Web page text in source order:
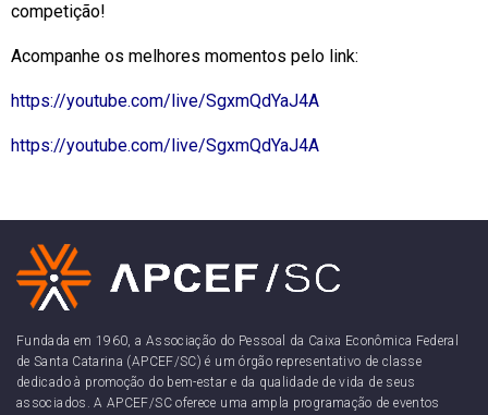
competição!
Acompanhe os melhores momentos pelo link:
https://youtube.com/live/SgxmQdYaJ4A
https://youtube.com/live/SgxmQdYaJ4A
Fundada em 1960, a Associação do Pessoal da Caixa Econômica Federal
de Santa Catarina (APCEF/SC) é um órgão representativo de classe
dedicado à promoção do bem-estar e da qualidade de vida de seus
associados. A APCEF/SC oferece uma ampla programação de eventos